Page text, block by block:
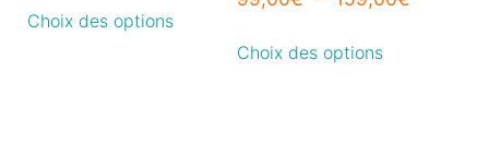
Choix des options
Choix des options